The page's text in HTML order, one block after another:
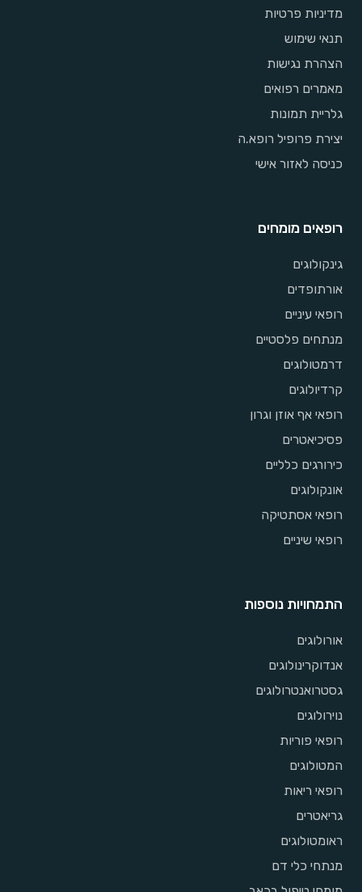
מדיניות פרטיות
תנאי שימוש
הצהרת נגישות
מאמרים רפואים
גלריית תמונות
יצירת פרופיל רופא.ה
כניסה לאזור אישי
רופאים מומחים
גינקולוגים
אורתופדים
רופאי עיניים
מנתחים פלסטיים
דרמטולוגים
קרדיולוגים
רופאי אף אוזן וגרון
פסיכיאטרים
כירורגים כלליים
אונקולוגים
רופאי אסתטיקה
רופאי שיניים
התמחויות נוספות
אורולוגים
אנדוקרינולוגים
גסטרואנטרולוגים
נוירולוגים
רופאי פוריות
המטולוגים
רופאי ריאות
גריאטרים
ראומטולוגים
מנתחי כלי דם